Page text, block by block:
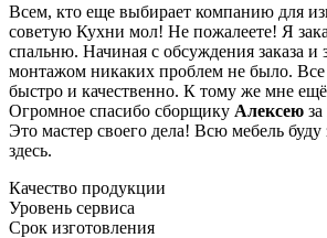
Всем, кто еще выбирает компанию для
советую Кухни мол! Не пожалеете! Я
спальню. Начиная с обсуждения заказа и
монтажом никаких проблем не было. Все
быстро и качественно. К тому же мне
Огромное спасибо сборщику Алексею
Это мастер своего дела! Всю мебель буду
здесь.
Качество продукции
Уровень сервиса
Срок изготовления